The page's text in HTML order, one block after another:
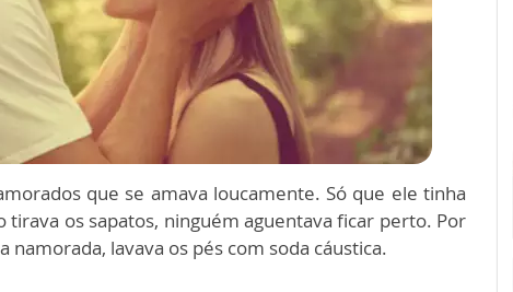
que se amava loucamente. Só que ele tinha
os sapatos, ninguém aguentava ficar perto. Por
namorada, lavava os pés com soda cáustica.